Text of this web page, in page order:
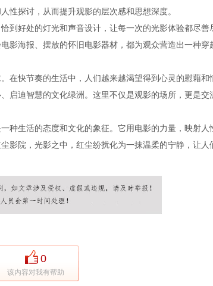
性探讨，从而提升观影的层次感和思想深度。
到好处的灯光和声音设计，让每一次的光影体验都尽善
影海报、摆放的怀旧电影器材，都为观众营造出一种穿
在快节奏的生活中，人们越来越渴望得到心灵的慰藉和
启迪智慧的文化绿洲。这里不仅是观影的场所，更是交
种生活的态度和文化的象征。它用电影的力量，映射人
影院，光影之中，红尘纷扰化为一抹温柔的宁静，让人
0
该内容对我有帮助